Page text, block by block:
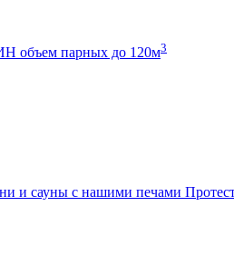
объем парных до 120м3
и сауны с нашими печами